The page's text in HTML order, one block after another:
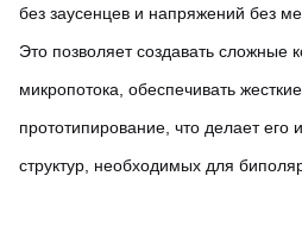
без заусенцев и напряжений без
Это позволяет создавать сложные
микропотока, обеспечивать
прототипирование, что делает
структур, необходимых для